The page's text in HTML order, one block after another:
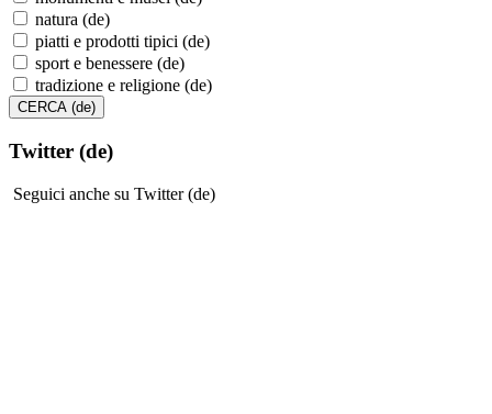
natura (de)
piatti e prodotti tipici (de)
sport e benessere (de)
tradizione e religione (de)
Twitter (de)
Seguici anche su Twitter (de)